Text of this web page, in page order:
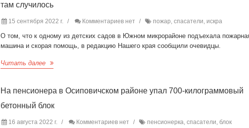
там случилось
15 сентября 2022 г. Комментариев нет пожар, спасатели, искра
О том, что к одному из детских садов в Южном микрорайоне подъехала
машина и скорая помощь, в редакцию Нашего края сообщили очевидцы.
Читать далее
На пенсионера в Осиповичском районе упал 700-килограммовый
бетонный блок
16 августа 2022 г. Комментариев нет пенсионерка, спасатели, блок
Тайный гость: Кафе "Grand Buffet"